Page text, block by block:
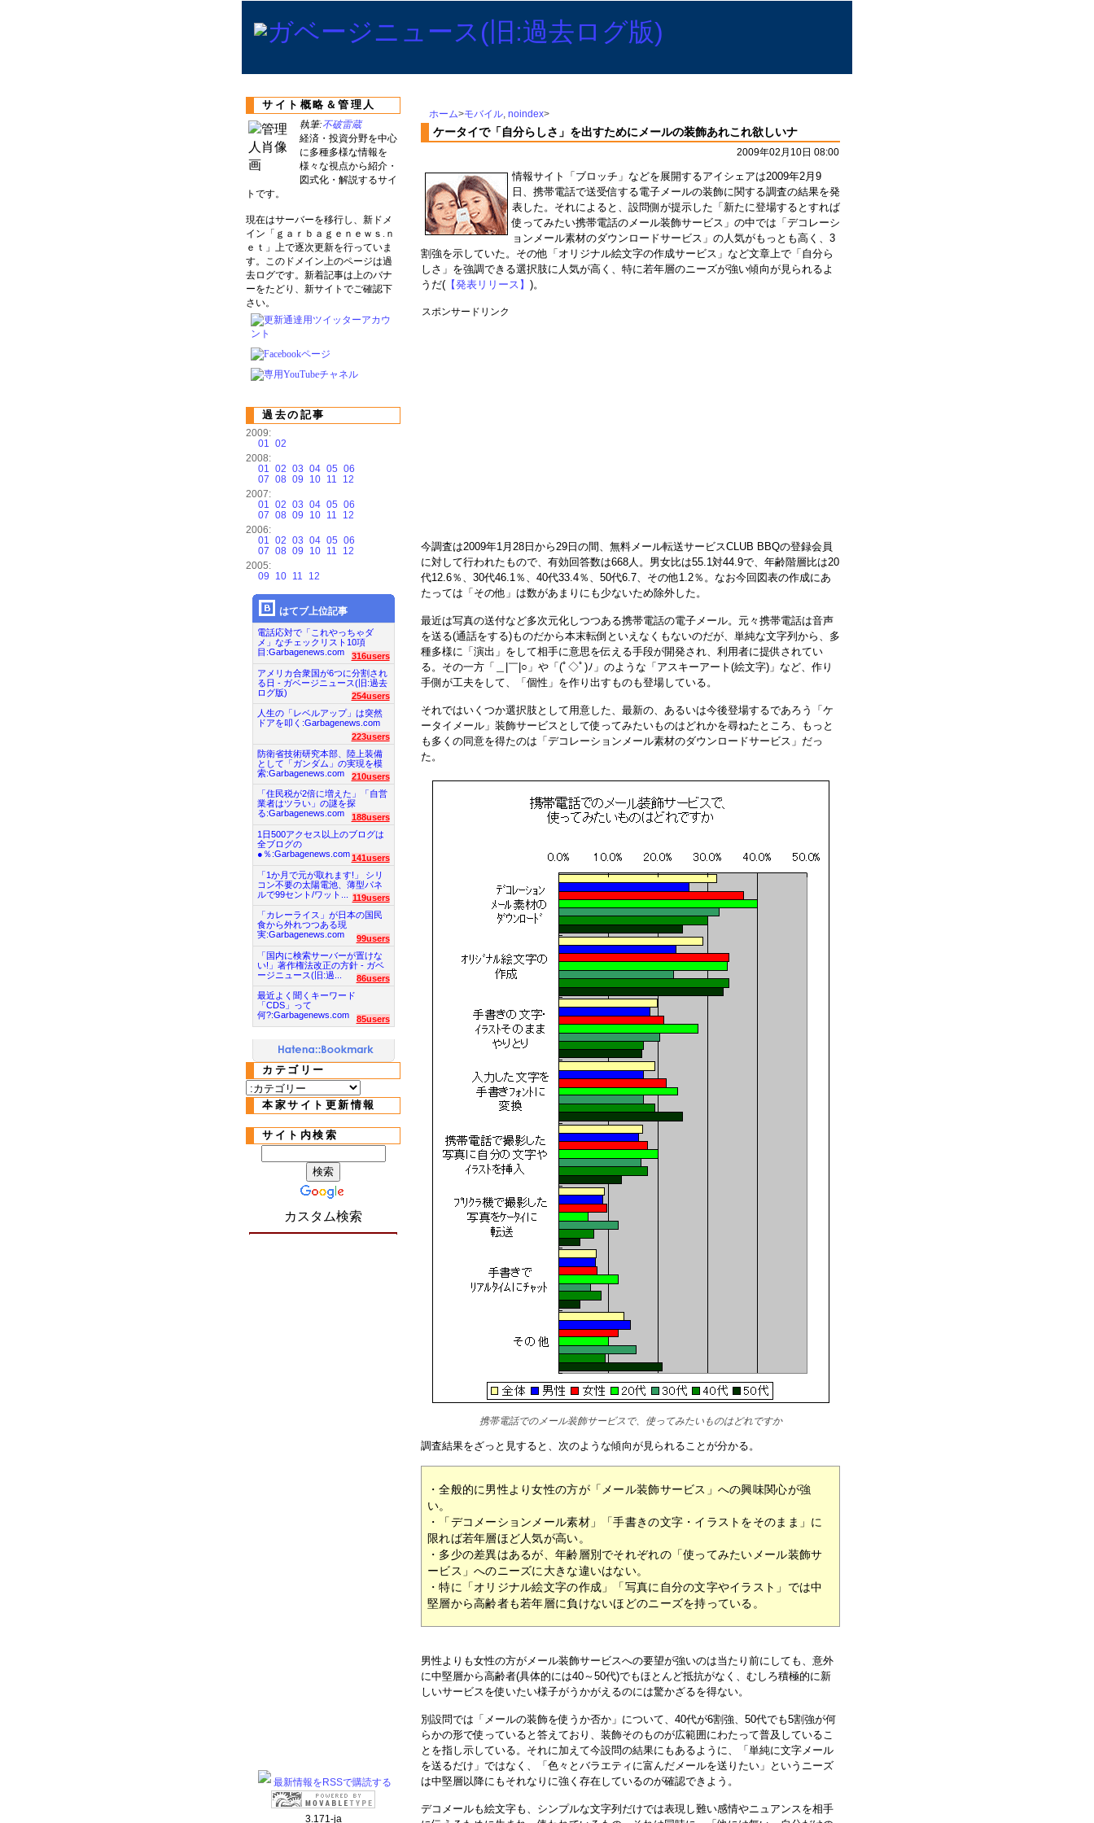
ホーム>モバイル, noindex>
ケータイで「自分らしさ」を出すためにメールの装飾あれこれ欲しいナ
2009年02月10日 08:00
情報サイト「ブロッチ」などを展開するアイシェアは2009年2月9
日、携帯電話で送受信する電子メールの装飾に関する調査の結果を発
表した。それによると、設問側が提示した「新たに登場するとすれば
使ってみたい携帯電話のメール装飾サービス」の中では「デコレーシ
ョンメール素材のダウンロードサービス」の人気がもっとも高く、3
割強を示していた。その他「オリジナル絵文字の作成サービス」など文章上で「自分ら
しさ」を強調できる選択肢に人気が高く、特に若年層のニーズが強い傾向が見られるよ
うだ( 【発表リリース】 )。
スポンサードリンク
今調査は2009年1月28日から29日の間、無料メール転送サービスCLUB BBQの登録会員
に対して行われたもので、有効回答数は668人。男女比は55.1対44.9で、年齢階層比は20
代12.6％、30代46.1％、40代33.4％、50代6.7、その他1.2％。なお今回図表の作成にあ
たっては「その他」は数があまりにも少ないため除外した。
最近は写真の送付など多次元化しつつある携帯電話の電子メール。元々携帯電話は音声
を送る(通話をする)ものだから本末転倒といえなくもないのだが、単純な文字列から、多
種多様に「演出」をして相手に意思を伝える手段が開発され、利用者に提供されてい
る。その一方「＿|￣|○」や「(ﾟ◇ﾟ)ﾉ」のような「アスキーアート(絵文字)」など、作り
手側が工夫をして、「個性」を作り出すものも登場している。
それではいくつか選択肢として用意した、最新の、あるいは今後登場するであろう「ケ
ータイメール」装飾サービスとして使ってみたいものはどれかを尋ねたところ、もっと
も多くの同意を得たのは「デコレーションメール素材のダウンロードサービス」だっ
た。
携帯電話でのメール装飾サービスで、使ってみたいものはどれですか
調査結果をざっと見すると、次のような傾向が見られることが分かる。
・全般的に男性より女性の方が「メール装飾サービス」への興味関心が強
い。
・「デコメーションメール素材」「手書きの文字・イラストをそのまま」に
限れば若年層ほど人気が高い。
・多少の差異はあるが、年齢層別でそれぞれの「使ってみたいメール装飾サ
ービス」へのニーズに大きな違いはない。
・特に「オリジナル絵文字の作成」「写真に自分の文字やイラスト」では中
堅層から高齢者も若年層に負けないほどのニーズを持っている。
男性よりも女性の方がメール装飾サービスへの要望が強いのは当たり前にしても、意外
に中堅層から高齢者(具体的には40～50代)でもほとんど抵抗がなく、むしろ積極的に新
しいサービスを使いたい様子がうかがえるのには驚かざるを得ない。
別設問では「メールの装飾を使うか否か」について、40代が6割強、50代でも5割強が何
らかの形で使っていると答えており、装飾そのものが広範囲にわたって普及しているこ
とを指し示している。それに加えて今設問の結果にもあるように、「単純に文字メール
を送るだけ」ではなく、「色々とバラエティに富んだメールを送りたい」というニーズ
は中堅層以降にもそれなりに強く存在しているのが確認できよう。
デコメールも絵文字も、シンプルな文字列だけでは表現し難い感情やニュアンスを相手
サイト概略＆管理人
執筆:不破雷蔵
経済・投資分野を中心
に多種多様な情報を
様々な視点から紹介・
図式化・解説するサイ
トです。
現在はサーバーを移行し、新ドメ
イン「ｇａｒｂａｇｅｎｅｗｓ.ｎ
ｅｔ」上で逐次更新を行っていま
す。このドメイン上のページは過
去ログです。新着記事は上のバナ
ーをたどり、新サイトでご確認下
さい。
過去の記事
2009:
01 02
2008:
01 02 03 04 05 06
07 08 09 10 11
12
2007:
01 02 03 04 05 06
07 08 09 10 11
12
2006:
01 02 03 04 05 06
07 08 09 10 11
12
2005:
09
10 11 12
はてブ上位記事
電話応対で「これやっちゃダ
メ」なチェックリスト10項
目:Garbagenews.com
316users
アメリカ合衆国が6つに分割され
る日 - ガベージニュース(旧:過去
ログ版)
254users
人生の「レベルアップ」は突然
ドアを叩く:Garbagenews.com
223users
防衛省技術研究本部、陸上装備
として「ガンダム」の実現を模
索:Garbagenews.com
210users
「住民税が2倍に増えた」「自営
業者はツラい」の謎を探
る:Garbagenews.com
188users
1日500アクセス以上のブログは
全ブログの
●％:Garbagenews.com 141users
「1か月で元が取れます!」 シリ
コン不要の太陽電池、薄型パネ
ルで99セント/ワット...
119users
「カレーライス」が日本の国民
食から外れつつある現
実:Garbagenews.com
99users
「国内に検索サーバーが置けな
い!」著作権法改正の方針 - ガベ
ージニュース(旧:過...
86users
最近よく聞くキーワード
「CDS」って
何?:Garbagenews.com
85users
カテゴリー
本家サイト更新情報
サイト内検索
カスタム検索
最新情報をRSSで購読する
3.171-ja